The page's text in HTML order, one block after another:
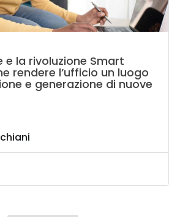
e la rivoluzione Smart
rendere l’ufficio un luogo
e generazione di nuove